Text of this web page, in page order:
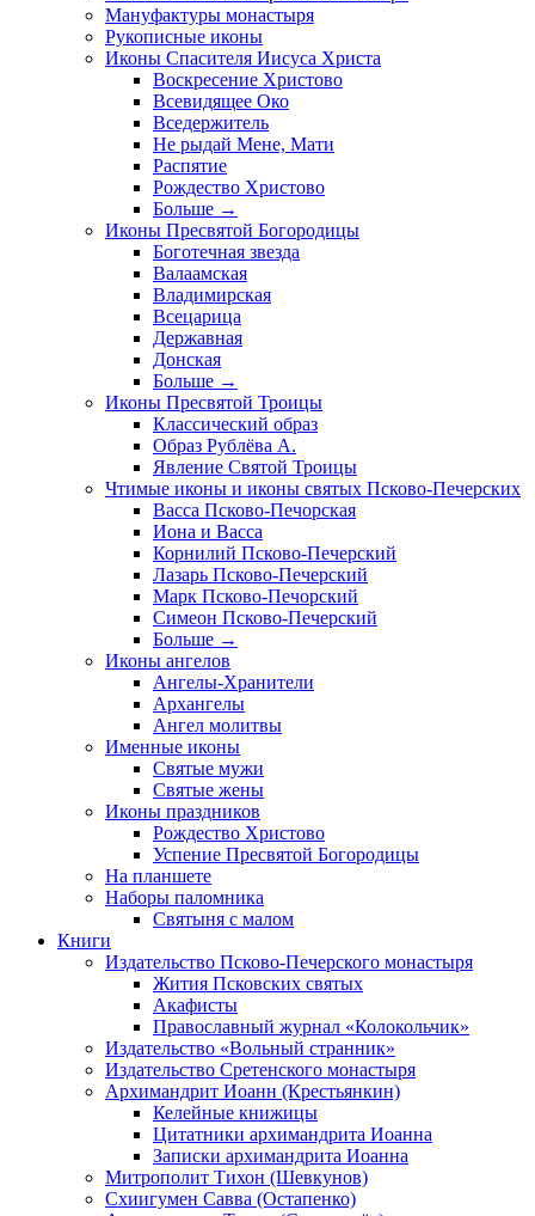
Мануфактуры монастыря
Рукописные иконы
Иконы Спасителя Иисуса Христа
Воскресение Христово
Всевидящее Око
Вседержитель
Не рыдай Мене, Мати
Распятие
Рождество Христово
Больше →
Иконы Пресвятой Богородицы
Боготечная звезда
Валаамская
Владимирская
Всецарица
Державная
Донская
Больше →
Иконы Пресвятой Троицы
Классический образ
Образ Рублёва А.
Явление Святой Троицы
Чтимые иконы и иконы святых Псково-Печерских
Васса Псково-Печорская
Иона и Васса
Корнилий Псково-Печерский
Лазарь Псково-Печерский
Марк Псково-Печорский
Симеон Псково-Печерский
Больше →
Иконы ангелов
Ангелы-Хранители
Архангелы
Ангел молитвы
Именные иконы
Святые мужи
Святые жены
Иконы праздников
Рождество Христово
Успение Пресвятой Богородицы
На планшете
Наборы паломника
Святыня с малом
Книги
Издательство Псково-Печерского монастыря
Жития Псковских святых
Акафисты
Православный журнал «Колокольчик»
Издательство «Вольный странник»
Издательство Сретенского монастыря
Архимандрит Иоанн (Крестьянкин)
Келейные книжицы
Цитатники архимандрита Иоанна
Записки архимандрита Иоанна
Митрополит Тихон (Шевкунов)
Схиигумен Савва (Остапенко)